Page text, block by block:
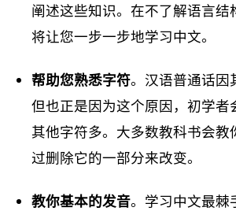
阐述这些知识。在不了解语言
将让您一步一步地学习中文。
帮助您熟悉字符。汉语普通话因
但也正是因为这个原因，初学
其他字符多。大多数教科书会
过删除它的一部分来改变。
教你基本的发音。学习中文最棘